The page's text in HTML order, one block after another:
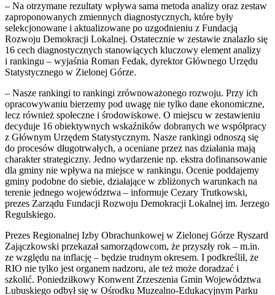
– Na otrzymane rezultaty wpływa sama metoda analizy oraz zestaw
zaproponowanych zmiennych diagnostycznych, które były
selekcjonowane i aktualizowane po uzgodnieniu z Fundacją
Rozwoju Demokracji Lokalnej. Ostatecznie w zestawie znalazło się
16 cech diagnostycznych stanowiących kluczowy element analizy
i rankingu – wyjaśnia Roman Fedak, dyrektor Głównego Urzędu
Statystycznego w Zielonej Górze.
– Nasze rankingi to rankingi zrównoważonego rozwoju. Przy ich
opracowywaniu bierzemy pod uwagę nie tylko dane ekonomiczne,
lecz również społeczne i środowiskowe. O miejscu w zestawieniu
decyduje 16 obiektywnych wskaźników dobranych we współpracy
z Głównym Urzędem Statystycznym. Nasze rankingi odnoszą się
do procesów długotrwałych, a oceniane przez nas działania mają
charakter strategiczny. Jedno wydarzenie np. ekstra dofinansowanie
dla gminy nie wpływa na miejsce w rankingu. Ocenie poddajemy
gminy podobne do siebie, działające w zbliżonych warunkach na
terenie jednego województwa – informuje Cezary Trutkowski,
prezes Zarządu Fundacji Rozwoju Demokracji Lokalnej im. Jerzego
Regulskiego.
Prezes Regionalnej Izby Obrachunkowej w Zielonej Górze Ryszard
Zajączkowski przekazał samorządowcom, że przyszły rok – m.in.
ze względu na inflację – będzie trudnym okresem. I podkreślił, że
RIO nie tylko jest organem nadzoru, ale też może doradzać i
szkolić. Poniedziłkowy Konwent Zrzeszenia Gmin Województwa
Lubuskiego odbył się w Ośrodku Muzealno-Edukacyjnym Parku